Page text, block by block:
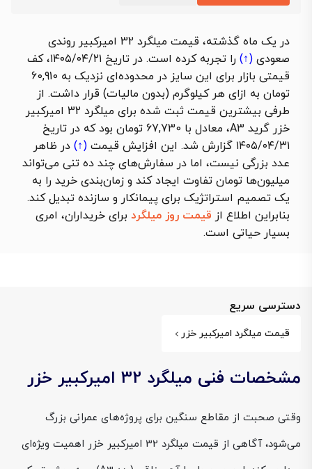
در یک ماه گذشته، قیمت میلگرد 32 امیرکبیر روندی
صعودی (↑)
را تجربه کرده است. در تاریخ ۱۴۰۵/۰۴/۲۱، کف
قیمتی بازار برای این سایز در محدوده‌ای نزدیک به 60,910
تومان به ازای هر کیلوگرم (بدون مالیات) قرار داشت. از
طرفی بیشترین قیمت ثبت شده برای میلگرد 32 امیرکبیر
خزر گرید A3، معادل با 67,730 تومان بود که در تاریخ
۱۴۰۵/۰۴/۳۱ گزارش شد. این
افزایش قیمت (↑) در ظاهر
عدد بزرگی نیست، اما در سفارش‌های چند ده تنی می‌تواند
میلیون‌ها تومان تفاوت ایجاد کند و زمان‌بندی خرید را به
یک تصمیم استراتژیک برای پیمانکار و سازنده تبدیل کند.
بنابراین اطلاع از قیمت روز میلگرد برای خریداران، امری
بسیار حیاتی است.
دسترسی سریع
قیمت میلگرد امیرکبیر خزر
مشخصات فنی میلگرد 32 امیرکبیر خزر
وقتی صحبت از مقاطع سنگین برای پروژه‌های عمرانی بزرگ
می‌شود، آگاهی از قیمت میلگرد 32 امیرکبیر خزر اهمیت ویژه‌ای